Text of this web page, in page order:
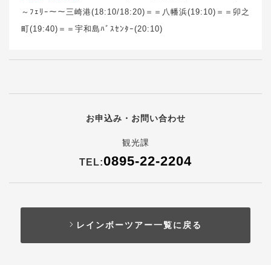
～ﾌｪﾘｰ～～三崎港(18:10/18:20)＝＝八幡浜(19:10)＝＝卯之
町(19:40)＝＝宇和島ﾊﾞｽｾﾝﾀｰ(20:10)
お申込み・お問い合わせ
観光課
TEL:0895-22-2204
レインボーツアー一覧に戻る